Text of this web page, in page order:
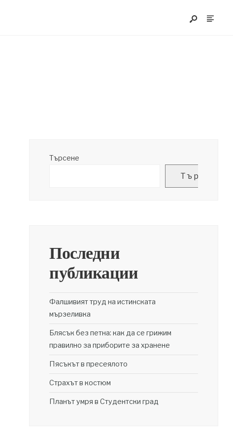
Търсене
Търсене
Последни
публикации
Фалшивият труд на истинската
мързеливка
Блясък без петна: как да се грижим
правилно за приборите за хранене
Пясъкът в пресеялото
Страхът в костюм
Планът умря в Студентски град